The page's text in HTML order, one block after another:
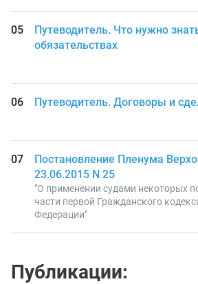
Путеводитель. Что нужно
обязательствах
Путеводитель. Договоры и
Постановление Пленума
23.06.2015 N 25
"О применении судами некоторых
части первой Гражданского
Федерации"
Публикации: